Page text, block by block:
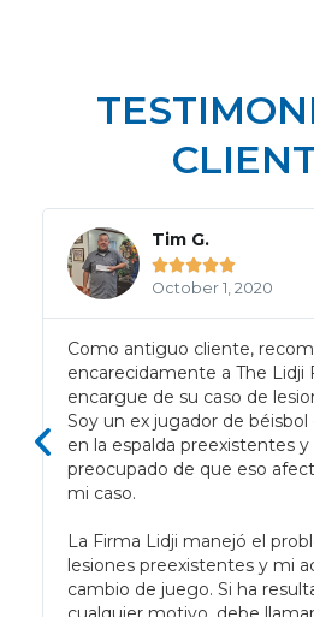
Tim G.

October 1, 2020
Como antiguo cliente,
encarecidamente a The Lidji
encargue de su caso de
Soy un ex jugador de
en la espalda preexistentes y
preocupado de que eso
mi caso.
La Firma Lidji manejó el
lesiones preexistentes y mi
cambio de juego. Si ha